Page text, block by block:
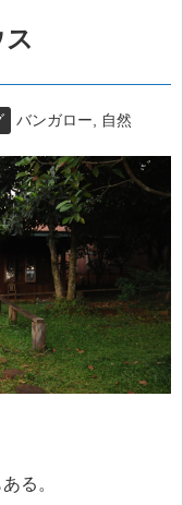
バンガロー 自然
る。